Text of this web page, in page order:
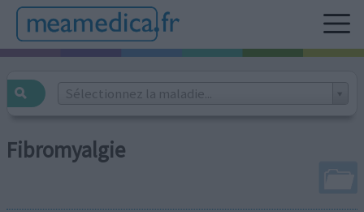
Sélectionnez la maladie...
Fibromyalgie